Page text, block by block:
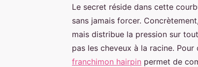
Le secret réside dans cette
sans jamais forcer.
mais distribue la pression sur
pas les cheveux à la racine.
franchimon hairpin permet de